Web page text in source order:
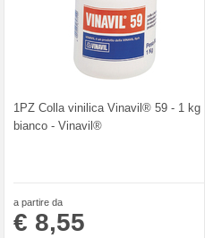
1PZ Colla vinilica Vinavil® 59 - 1 kg -
bianco - Vinavil®
a partire da
€ 8,55